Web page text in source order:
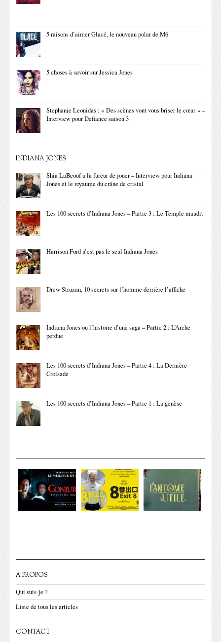
5 raisons d’aimer Glacé, le nouveau polar de M6
5 choses à savoir sur Jessica Jones
Stephanie Leonidas : « Des scènes vont vous briser le cœur » –
Interview pour Defiance saison 3
INDIANA JONES
Shia LaBeouf a la fureur de jouer – Interview pour Indiana
Jones et le royaume du crâne de cristal
Les 100 secrets d’Indiana Jones – Partie 3 : Le Temple maudit
Harrison Ford n’est pas le seul Indiana Jones
Drew Struzan, 10 secrets sur l’homme derrière l’affiche
Indiana Jones ou l’histoire d’une saga – Partie 2 : L’Arche
perdue
Les 100 secrets d’Indiana Jones – Partie 4 : La Dernière
Croisade
Les 100 secrets d’Indiana Jones – Partie 1 : La genèse
A PROPOS
Qui suis-je ?
Liste de tous les articles
CONTACT